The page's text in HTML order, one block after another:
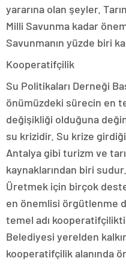
yararına olan şeyler.
Milli Savunma kadar
Savunmanın yüzde biri
Kooperatifçilik
Su Politikaları Derneği
önümüzdeki sürecin en
değişikliği olduğuna
su krizidir. Su krize
Antalya gibi turizm ve
kaynaklarından biri
Üretmek için birçok
en önemlisi örgütlenme
temel adı
Belediyesi yerelden
kooperatifçilik alanında